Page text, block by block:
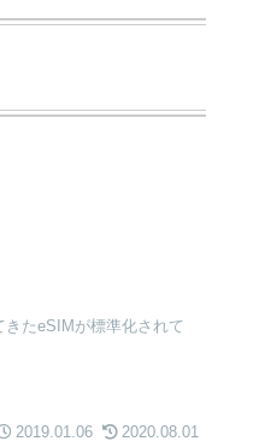
たeSIMが標準化されて
2019.01.06 2020.08.01